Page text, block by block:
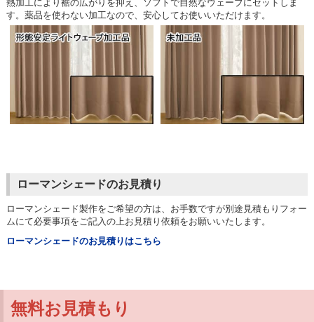
熱加工により裾の広がりを抑え、ソフトで自然なウェーブにセットしま
す。薬品を使わない加工なので、安心してお使いいただけます。
ローマンシェードのお見積り
ローマンシェード製作をご希望の方は、お手数ですが別途見積もりフォー
ムにて必要事項をご記入の上お見積り依頼をお願いいたします。
ローマンシェードのお見積りはこちら
無料お見積もり